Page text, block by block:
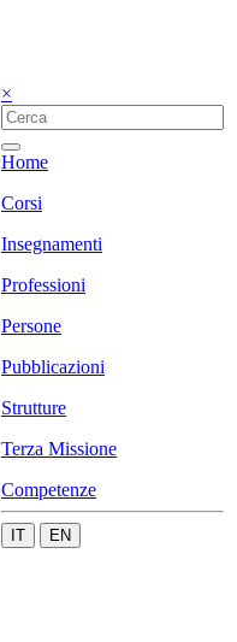
×
Home
Corsi
Insegnamenti
Professioni
Persone
Pubblicazioni
Strutture
Terza Missione
Competenze
IT EN